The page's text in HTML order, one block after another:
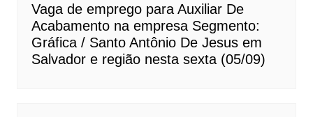
Vaga de emprego para Auxiliar De
Acabamento na empresa Segmento:
Gráfica / Santo Antônio De Jesus em
Salvador e região nesta sexta (05/09)